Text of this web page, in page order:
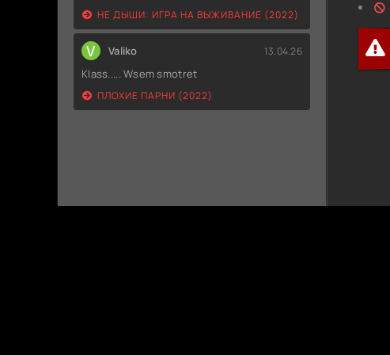
НЕ ДЫШИ: ИГРА НА ВЫЖИВАНИЕ (2022)
V Valiko 13.04.26
Klass..... Wsem smotret
ПЛОХИЕ ПАРНИ (2022)